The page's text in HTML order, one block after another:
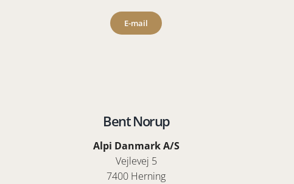
E-mail
Bent Norup
Alpi Danmark A/S
Vejlevej 5
7400 Herning